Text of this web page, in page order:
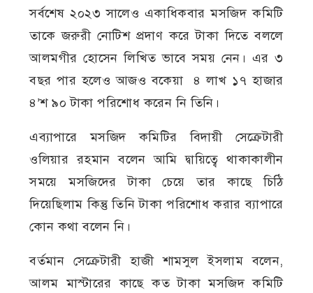
সর্বশেষ ২০২৩ সালেও একাধিকবার মসজিদ কমিটি
তাকে জরুরী নোটিশ প্রদাণ করে টাকা দিতে বললে
আলমগীর হোসেন লিখিত ভাবে সময় নেন। এর ৩
বছর পার হলেও আজও বকেয়া ৪ লাখ ১৭ হাজার
৪’শ ৯০ টাকা পরিশোধ করেন নি তিনি।
এব্যাপারে মসজিদ কমিটির বিদায়ী সেক্রেটারী
ওলিয়ার রহমান বলেন আমি দ্বায়িত্বে থাকাকালীন
সময়ে মসজিদের টাকা চেয়ে তার কাছে চিঠি
দিয়েছিলাম কিন্তু তিনি টাকা পরিশোধ করার ব্যাপারে
কোন কথা বলেন নি।
বর্তমান সেক্রেটারী হাজী শামসুল ইসলাম বলেন,
আলম মাস্টারের কাছে কত টাকা মসজিদ কমিটি